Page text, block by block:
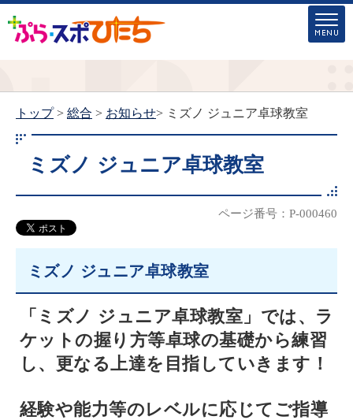
トップ> 総合 > お知らせ> ミズノ ジュニア卓球教室
ミズノ ジュニア卓球教室
ページ番号：P-000460
ミズノ ジュニア卓球教室
「ミズノ ジュニア卓球教室」では、 ラ
ケットの握り方等卓球の基礎から練習
し、更なる上達を目指していきます！
経験や能力等のレベルに応じてご指導